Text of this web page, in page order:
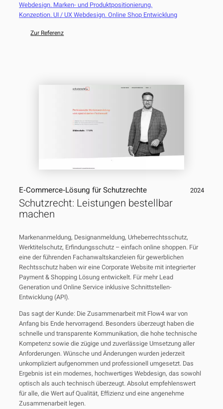
Webdesign. Marken- und Produktpositionierung.
Konzeption. UI / UX Webdesign. Online Shop Entwicklung
Zur Referenz
E‑Commerce‑Lösung für Schutzrechte 2024
Schutzrecht: Leistungen bestellbar
machen
Markenanmeldung, Designanmeldung, Urheberrechtsschutz,
Werktitelschutz, Erfindungsschutz – einfach online shoppen. Für
eine der führenden Fachanwaltskanzleien für gewerblichen
Rechtsschutz haben wir eine Corporate Website mit integrierter
Payment & Shopping Lösung entwickelt. Für mehr Lead
Generation und Online Service inklusive Schnittstellen-
Entwicklung (API).
Das sagt der Kunde: Die Zusammenarbeit mit Flow4 war von
Anfang bis Ende hervorragend. Besonders überzeugt haben die
schnelle und transparente Kommunikation, die hohe technische
Kompetenz sowie die zügige und zuverlässige Umsetzung aller
Anforderungen. Wünsche und Änderungen wurden jederzeit
unkompliziert aufgenommen und professionell umgesetzt. Das
Ergebnis ist ein modernes, hochwertiges Webdesign, das sowohl
optisch als auch technisch überzeugt. Absolut empfehlenswert
für alle, die Wert auf Qualität, Effizienz und eine angenehme
Zusammenarbeit legen.